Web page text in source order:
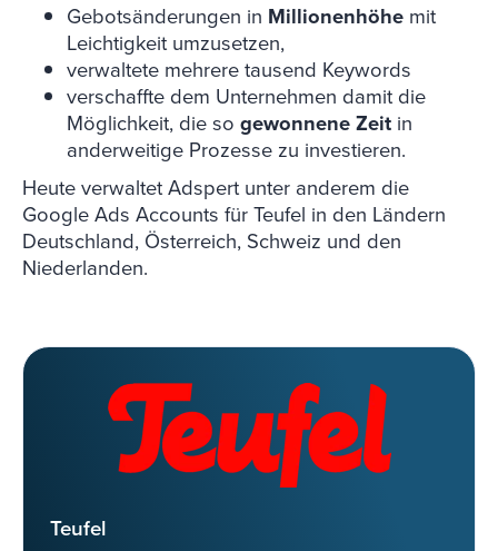
Gebotsänderungen in Millionenhöhe mit
Leichtigkeit umzusetzen,
verwaltete mehrere tausend Keywords
verschaffte dem Unternehmen damit die
Möglichkeit, die so gewonnene Zeit in
anderweitige Prozesse zu investieren.
Heute verwaltet Adspert unter anderem die
Google Ads Accounts für Teufel in den Ländern
Deutschland, Österreich, Schweiz und den
Niederlanden.
Teufel